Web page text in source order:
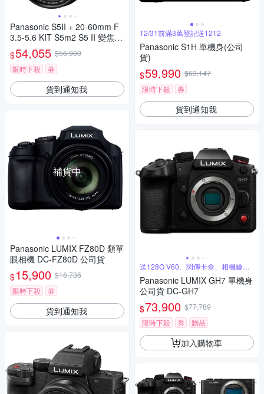
Panasonic S5II + 20-60mm F
3.5-5.6 KIT S5m2 S5 II 變焦鏡
組 公司貨
$54,055 $56,900
限時下殺
券
貨到通知我
補貨中
Panasonic LUMIX FZ80D 類單
眼相機 DC-FZ80D 公司貨
$15,900 $16,736
限時下殺
券
貨到通知我
12/31前滿3萬登記送1212
Panasonic S1H 單機身(公司
貨)
$59,990 $63,147
限時下殺
券
貨到通知我
送128G V60、閃傳卡盒、相機鑰匙
圈
Panasonic LUMIX GH7 單機身
公司貨 DC-GH7
$73,900 $77,789
限時下殺
券 贈品
加入購物車